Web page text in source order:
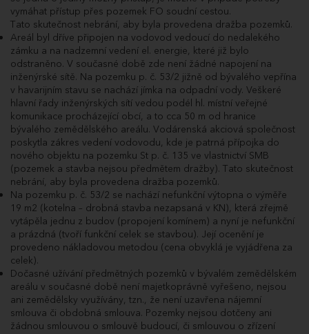
21.05.2025
11:08:10.823
Poprvé pro účastníka dražby WJU27677.
21.05.2025
11:08:10.727
Dražitel WJU27677 podal příhoz do dražby
ve výši 100 000 Kč a navýšil nabídnutou cenu
na 19 860 000 Kč.
21.05.2025
11:07:59.450
Poprvé pro účastníka dražby ABO33411.
21.05.2025
11:07:59.403
Dražitel ABO33411 podal příhoz do dražby
ve výši 50 000 Kč a navýšil nabídnutou cenu
na 19 760 000 Kč.
21.05.2025
11:07:41.267
Poprvé pro účastníka dražby WJU27677.
21.05.2025
11:07:41.203
Dražitel WJU27677 podal příhoz do dražby
ve výši 100 000 Kč a navýšil nabídnutou cenu
na 19 710 000 Kč.
21.05.2025
11:07:33.127
Poprvé pro účastníka dražby ABO33411.
21.05.2025
11:07:33.050
Dražitel ABO33411 podal příhoz do dražby
ve výši 50 000 Kč a navýšil nabídnutou cenu
na 19 610 000 Kč.
21.05.2025
11:07:08.697
21.05.2025
11:07:08.633
Dražitel WJU27677 podal příhoz do dražby
ve výši 100 000 Kč a navýšil nabídnutou cenu
na 19 560 000 Kč.
21.05.2025
Poprvé pro účastníka dražby ABO33411.
vymáhat přístup přes pozemek FO soudní cestou.
Tato skutečnost nebrání, aby byla provedena dražba pozemků.
Areál byl dříve připojen na vodovod vedoucí do nedalekého
zámku a na nadzemní vedení el. energie, které již bylo
odstraněno. V současné době zde není žádné napojení na
inženýrské sítě. Na pozemku p. č. 53/2 jižně od bývalého vepřína
v havarijním stavu se nachází jímka na odpadní vody. Veškeré
hlavní řady inženýrských sítí vedou podél hl. místní veřejné
komunikace procházející obcí, a to cca 50 m od hranice
bývalého zemědělského areálu. Vodárenská akciová společnost
poskytla zákres vedení vodovodu, kde je patrná přípojka do
nového objektu na pozemku St p. č. 135 ve vlastnictví SMB
(pozemek a stavba nejsou předmětem dražby). Tato skutečnost
nebrání, aby byla provedena dražba pozemků.
Na pozemku p. č. 53/2 se nachází nefunkční výtopna o výměře
19 m2 (kotelna – drobná stavba nezapsaná v KN), která zřejmě
vytápěla jednu z budov (propojení komínem) a nyní je nefunkční
a prázdná (tvoří funkční celek se stavbou). Její ocenění je
provedeno nákladovou metodou (cena obvyklá je vyjádřena za
celek).
Dočasné užívání předmětných pozemků v bývalém zemědělském
areálu v současné době není majetkoprávně vyřešeno, nejsou
ani zemědělsky využívány, tzn., že není uzavřena nájemní
smlouva či obdobná smlouva. Pozemky nejsou dotčeny ani
žádnou smlouvou o smlouvě budoucí, či smlouvou o zřízení